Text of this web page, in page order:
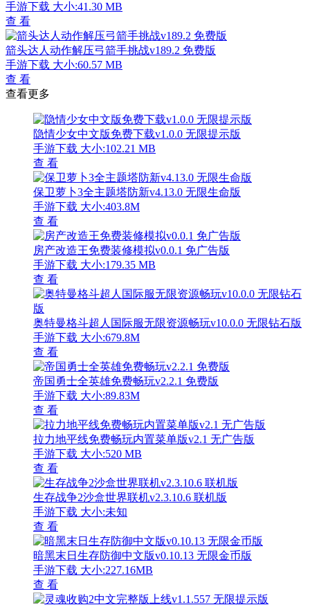
手游下载 大小:41.30 MB
查 看
箭头达人动作解压弓箭手挑战v189.2 免费版
手游下载 大小:60.57 MB
查 看
查看更多
隐情少女中文版免费下载v1.0.0 无限提示版
手游下载 大小:102.21 MB
查 看
保卫萝卜3全主题塔防新v4.13.0 无限生命版
手游下载 大小:403.8M
查 看
房产改造王免费装修模拟v0.0.1 免广告版
手游下载 大小:179.35 MB
查 看
奥特曼格斗超人国际服无限资源畅玩v10.0.0 无限钻石版
手游下载 大小:679.8M
查 看
帝国勇士全英雄免费畅玩v2.2.1 免费版
手游下载 大小:89.83M
查 看
拉力地平线免费畅玩内置菜单版v2.1 无广告版
手游下载 大小:520 MB
查 看
生存战争2沙盒世界联机v2.3.10.6 联机版
手游下载 大小:未知
查 看
暗黑末日生存防御中文版v0.10.13 无限金币版
手游下载 大小:227.16MB
查 看